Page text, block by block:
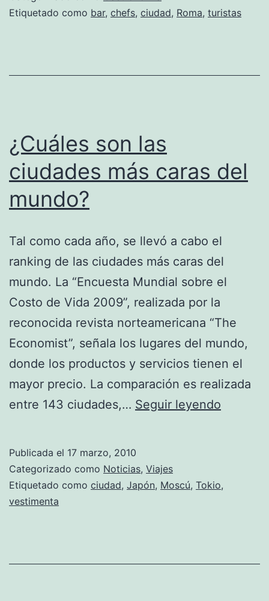
Italia
Etiquetado como bar, chefs, ciudad, Roma, turistas
¿Cuáles son las
ciudades más caras del
mundo?
Tal como cada año, se llevó a cabo el
ranking de las ciudades más caras del
mundo. La “Encuesta Mundial sobre el
Costo de Vida 2009”, realizada por la
reconocida revista norteamericana “The
Economist”, señala los lugares del mundo,
donde los productos y servicios tienen el
mayor precio. La comparación es realizada
entre 143 ciudades,… Seguir leyendo
más
Publicada el 17 marzo, 2010
Categorizado como Noticias, Viajes
Etiquetado como ciudad, Japón, Moscú, Tokio,
vestimenta